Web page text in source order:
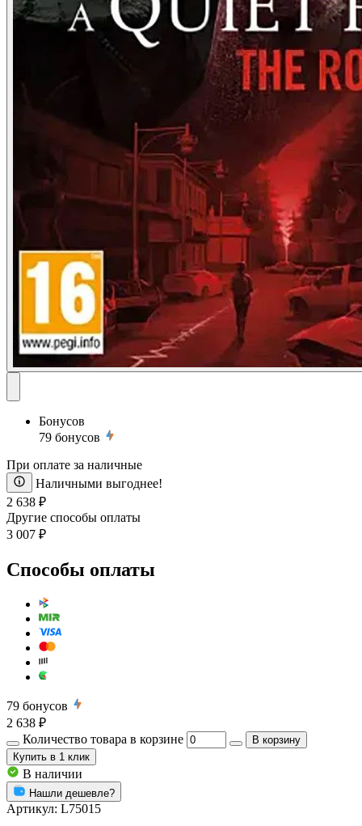
Бонусов
79 бонусов
При оплате за наличные
Наличными выгоднее!
2 638 ₽
Другие способы оплаты
3 007 ₽
Способы оплаты
79 бонусов
2 638 ₽
Количество товара в корзине
В корзину
Купить в 1 клик
В наличии
Нашли дешевле?
Артикул: L75015